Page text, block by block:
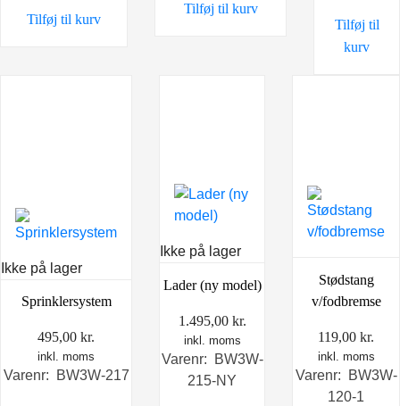
Tilføj til kurv
Tilføj til kurv
Tilføj til
kurv
Ikke på lager
Sprinklersystem
495,00 kr.
inkl. moms
Varenr: BW3W-217
Ikke på lager
Lader (ny model)
1.495,00 kr.
inkl. moms
Varenr: BW3W-
215-NY
Stødstang
v/fodbremse
119,00 kr.
inkl. moms
Varenr: BW3W-
120-1